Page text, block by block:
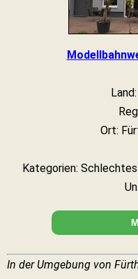
Ort:
Kategorien:
In der Umgebung von